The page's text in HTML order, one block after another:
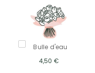
Bulle d'eau
4,50 €